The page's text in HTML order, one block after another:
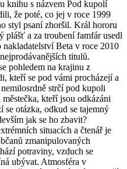
knihu s názvem Pod kupolí
že poté, co jej v roce 1999
styl psaní zhoršil. Král hororu
plášť a za troubení famfár usedl
Beta v roce 2010
titulů.
pohledem na krajinu z
kteří se pod vámi procházejí a
strčí pod kupoli
kteří jsou odkázáni
se otázka, odkud se tajemný
jak se ho zbavit?
situacích a čtenář je
zmanipulovaných
potraviny, vzduch se
ubývat. Atmosféra v